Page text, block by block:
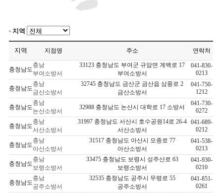
지역
지역 지점명 주소 연락처
충청남도
충남
부여소방서
33123 충청남도 부여군 규암면 계백로 17
부여소방서
041-830-
0213
충청남도
충남
금산소방서
32745 충청남도 금산군 금산읍 삼풍로 2
금산소방서
041-750-
1212
충청남도
충남
논산소방서
32988 충청남도 논산시 대학로 17 소방서
041-730-
0272
충청남도
충남
서산소방서
31997 충청남도 서산시 호수공원14로 26-4
서산소방서
041-689-
0212
충청남도
충남
아산소방서
31517 충청남도 아산시 모종로 77
아산소방서
041-538-
0213
충청남도
충남
보령소방서
33475 충청남도 보령시 성주산로 63
보령소방서
041-930-
0210
충청남도
충남
공주소방서
32535 충청남도 공주시 무령로 55
공주소방서
041-851-
0261